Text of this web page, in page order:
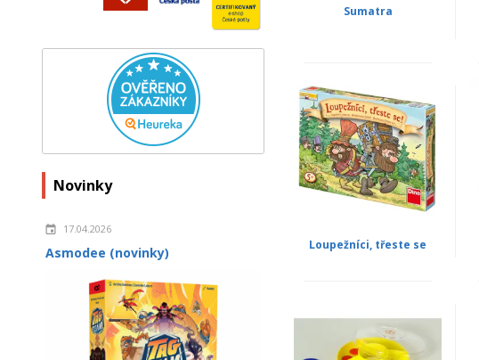
Novinky
17.04.2026
Asmodee (novinky)
Sumatra
Loupežníci, třeste se